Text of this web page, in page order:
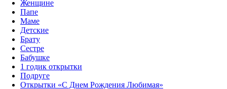
Женщине
Папе
Маме
Детские
Брату
Сестре
Бабушке
1 годик открытки
Подруге
Открытки «С Днем Рождения Любимая»‎